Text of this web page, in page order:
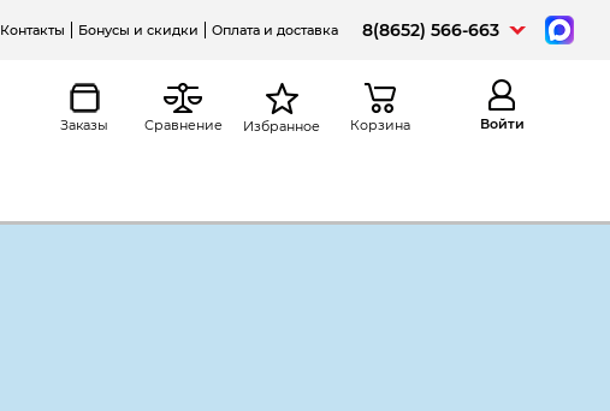
Контакты Бонусы и скидки Оплата и доставка 8(8652) 566-663
Заказы Сравнение Избранное Корзина Войти